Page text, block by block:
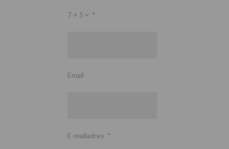
7 + 5 = *
Email
E-mailadres *